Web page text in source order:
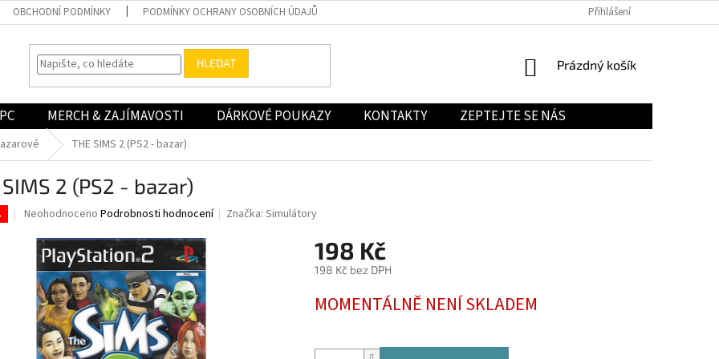
OBCHODNÍ PODMÍNKY PODMÍNKY OCHRANY OSOBNÍCH ÚDAJŮ Přihlášení
HLEDAT
NÁKUPNÍ
Prázdný košík
PC MERCH & ZAJÍMAVOSTI DÁRKOVÉ POUKAZY KONTAKTY ZEPTEJTE SE NÁS
THE SIMS 2 (PS2 - bazar)
2 (PS2 - bazar)
Průměrné
produktu
0,0
hvězdiček.
Neohodnoceno Podrobnosti hodnocení Značka:Simulátory
198 Kč
198 Kč bez DPH
cena:
MOMENTÁLNĚ NENÍ SKLADEM